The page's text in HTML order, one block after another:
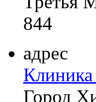
844
адрес
Клиника
Город